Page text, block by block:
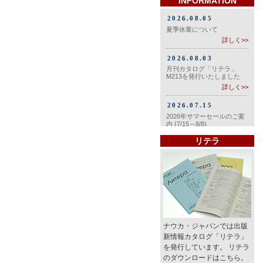
リテラ
ナウカ・ジャパンでは出版
新情報カタログ「リテラ」
を発行しています。 リテラ
のダウンロードはこちら。